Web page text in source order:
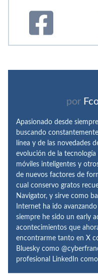
por
Apasionado desde
buscando
línea y de las novedades
evolución de la
móviles inteligentes y
de nuevos factores de
cual conservo gratos
Navigator, y sirve como
Internet ha ido
siempre he sido un early
acontecimientos que
encontrarme tanto en X
Bluesky como
profesional LinkedIn